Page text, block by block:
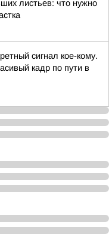
листьев: что нужно
сигнал кое-кому.
кадр по пути в